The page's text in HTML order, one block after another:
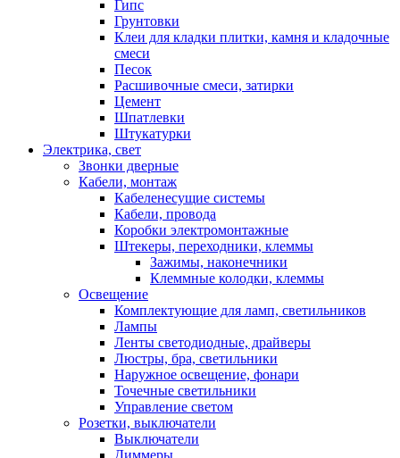
Гипс
Грунтовки
Клеи для кладки плитки, камня и кладочные
смеси
Песок
Расшивочные смеси, затирки
Цемент
Шпатлевки
Штукатурки
Электрика, свет
Звонки дверные
Кабели, монтаж
Кабеленесущие системы
Кабели, провода
Коробки электромонтажные
Штекеры, переходники, клеммы
Зажимы, наконечники
Клеммные колодки, клеммы
Освещение
Комплектующие для ламп, светильников
Лампы
Ленты светодиодные, драйверы
Люстры, бра, светильники
Наружное освещение, фонари
Точечные светильники
Управление светом
Розетки, выключатели
Выключатели
Диммеры